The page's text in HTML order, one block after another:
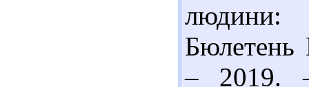
людини:
Бюлетень
–